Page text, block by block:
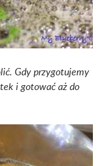
Gdy przygotujemy
i gotować aż do